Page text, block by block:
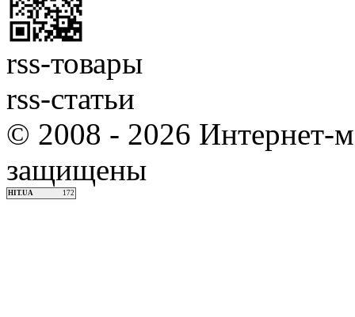
rss-товары
rss-статьи
© 2008 - 2026 Интернет-
защищены
HIT.UA 172